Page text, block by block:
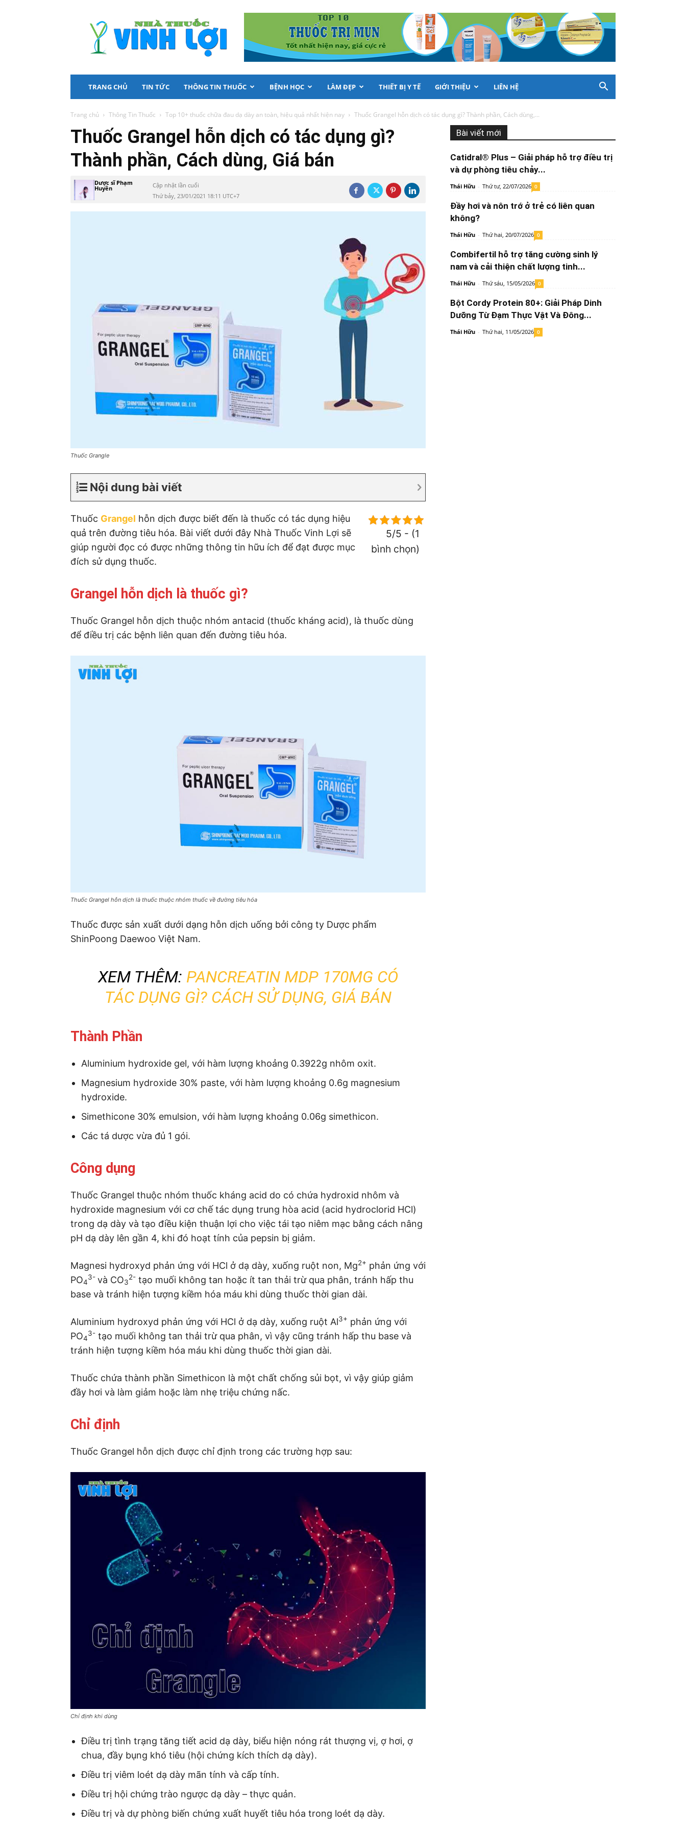
Nhà
Thuốc
Vinh
Lợi
TRANG CHỦ TIN TỨC THÔNG TIN THUỐC BỆNH HỌC LÀM ĐẸP THIẾT BỊ Y TẾ GIỚI THIỆU LIÊN HỆ
Trang chủ Thông Tin Thuốc Top 10+ thuốc chữa đau dạ dày an toàn, hiệu quả nhất hiện nay Thuốc Grangel hỗn dịch có tác dụng gì? Thành phần, Cách dùng,...
Thuốc Grangel hỗn dịch có tác dụng gì?
Thành phần, Cách dùng, Giá bán
Dược sĩ Phạm
Huyền
Cập nhật lần cuối
Thứ bảy, 23/01/2021 18:11 UTC+7
Thuốc Grangle
Nội dung bài viết
5/5 - (1
bình chọn)
Thuốc Grangel hỗn dịch được biết đến là thuốc có tác dụng hiệu
quả trên đường tiêu hóa. Bài viết dưới đây Nhà Thuốc Vinh Lợi sẽ
giúp người đọc có được những thông tin hữu ích để đạt được mục
đích sử dụng thuốc.
Grangel hỗn dịch là thuốc gì?
Thuốc Grangel hỗn dịch thuộc nhóm antacid (thuốc kháng acid), là thuốc dùng
để điều trị các bệnh liên quan đến đường tiêu hóa.
Thuốc Grangel hỗn dịch là thuốc thuộc nhóm thuốc về đường tiêu hóa
Thuốc được sản xuất dưới dạng hỗn dịch uống bởi công ty Dược phẩm
ShinPoong Daewoo Việt Nam.
XEM THÊM: PANCREATIN MDP 170MG CÓ
TÁC DỤNG GÌ? CÁCH SỬ DỤNG, GIÁ BÁN
Thành Phần
Aluminium hydroxide gel, với hàm lượng khoảng 0.3922g nhôm oxit.
Magnesium hydroxide 30% paste, với hàm lượng khoảng 0.6g magnesium
hydroxide.
Simethicone 30% emulsion, với hàm lượng khoảng 0.06g simethicon.
Các tá dược vừa đủ 1 gói.
Công dụng
Thuốc Grangel thuộc nhóm thuốc kháng acid do có chứa hydroxid nhôm và
hydroxide magnesium với cơ chế tác dụng trung hòa acid (acid hydroclorid HCl)
trong dạ dày và tạo điều kiện thuận lợi cho việc tái tạo niêm mạc bằng cách nâng
pH dạ dày lên gần 4, khi đó hoạt tính của pepsin bị giảm.
Magnesi hydroxyd phản ứng với HCl ở dạ dày, xuống ruột non, Mg2+ phản ứng với
PO4
3- và CO3
2- tạo muối không tan hoặc ít tan thải trừ qua phân, tránh hấp thu
base và tránh hiện tượng kiềm hóa máu khi dùng thuốc thời gian dài.
Aluminium hydroxyd phản ứng với HCl ở dạ dày, xuống ruột Al3+ phản ứng với
PO4
3- tạo muối không tan thải trừ qua phân, vì vậy cũng tránh hấp thu base và
tránh hiện tượng kiềm hóa máu khi dùng thuốc thời gian dài.
Thuốc chứa thành phần Simethicon là một chất chống sủi bọt, vì vậy giúp giảm
đầy hơi và làm giảm hoặc làm nhẹ triệu chứng nấc.
Chỉ định
Thuốc Grangel hỗn dịch được chỉ định trong các trường hợp sau:
Chỉ định khi dùng
Điều trị tình trạng tăng tiết acid dạ dày, biểu hiện nóng rát thượng vị, ợ hơi, ợ
chua, đầy bụng khó tiêu (hội chứng kích thích dạ dày).
Điều trị viêm loét dạ dày mãn tính và cấp tính.
Điều trị hội chứng trào ngược dạ dày – thực quản.
Điều trị và dự phòng biến chứng xuất huyết tiêu hóa trong loét dạ dày.
Bài viết mới
Catidral® Plus – Giải pháp hỗ trợ điều trị
và dự phòng tiêu chảy...
Thái Hữu - Thứ tư, 22/07/2026 0
Đầy hơi và nôn trớ ở trẻ có liên quan
không?
Thái Hữu - Thứ hai, 20/07/2026 0
Combifertil hỗ trợ tăng cường sinh lý
nam và cải thiện chất lượng tinh...
Thái Hữu - Thứ sáu, 15/05/2026 0
Bột Cordy Protein 80+: Giải Pháp Dinh
Dưỡng Từ Đạm Thực Vật Và Đông...
Thái Hữu - Thứ hai, 11/05/2026 0